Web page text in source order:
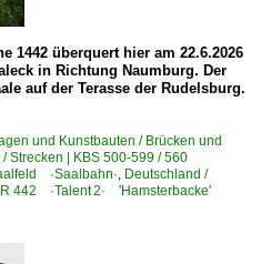
1442 überquert hier am 22.6.2026
in Richtung Naumburg. Der
auf der Terasse der Rudelsburg.
und Kunstbauten / Brücken und
/ Strecken | KBS 500-599 / 560
·Saalbahn·, Deutschland /
442 ·Talent 2· 'Hamsterbacke'